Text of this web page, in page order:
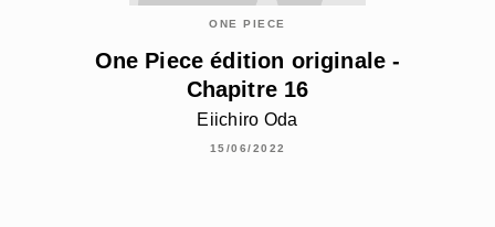
ONE PIECE
One Piece édition originale -
Chapitre 16
Eiichiro Oda
15/06/2022